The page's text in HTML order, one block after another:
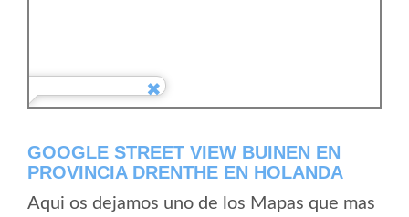
GOOGLE STREET VIEW BUINEN EN
PROVINCIA DRENTHE EN HOLANDA
Aqui os dejamos uno de los Mapas que mas